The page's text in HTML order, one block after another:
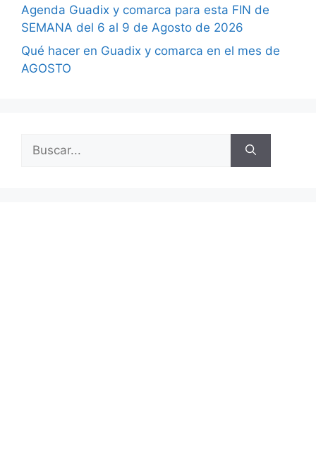
Agenda Guadix y comarca para esta FIN de
SEMANA del 6 al 9 de Agosto de 2026
Qué hacer en Guadix y comarca en el mes de
AGOSTO
Buscar: